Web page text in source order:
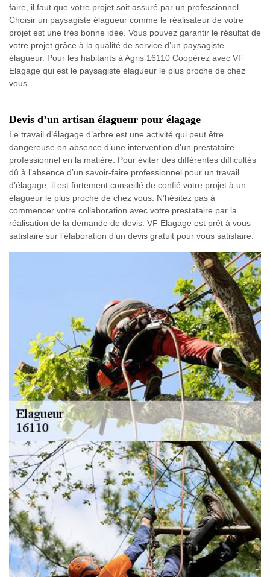
faire, il faut que votre projet soit assuré par un professionnel.
Choisir un paysagiste élagueur comme le réalisateur de votre
projet est une très bonne idée. Vous pouvez garantir le résultat de
votre projet grâce à la qualité de service d’un paysagiste
élagueur. Pour les habitants à Agris 16110 Coopérez avec VF
Elagage qui est le paysagiste élagueur le plus proche de chez
vous.
Devis d’un artisan élagueur pour élagage
Le travail d’élagage d’arbre est une activité qui peut être
dangereuse en absence d’une intervention d’un prestataire
professionnel en la matière. Pour éviter des différentes difficultés
dû à l’absence d’un savoir-faire professionnel pour un travail
d’élagage, il est fortement conseillé de confié votre projet à un
élagueur le plus proche de chez vous. N’hésitez pas à
commencer votre collaboration avec votre prestataire par la
réalisation de la demande de devis. VF Elagage est prêt à vous
satisfaire sur l’élaboration d’un devis gratuit pour vous satisfaire.